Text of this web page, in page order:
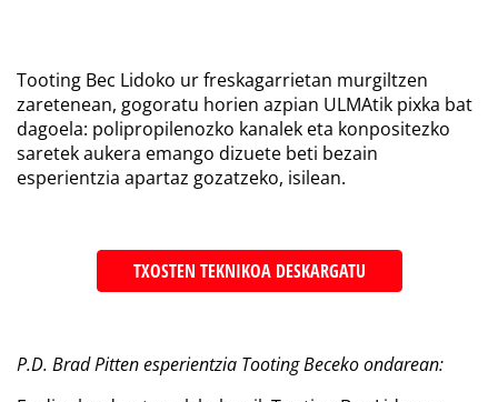
Tooting Bec Lidoko ur freskagarrietan murgiltzen
zaretenean, gogoratu horien azpian ULMAtik pixka bat
dagoela: polipropilenozko kanalek eta konpositezko
saretek aukera emango dizuete beti bezain
esperientzia apartaz gozatzeko, isilean.
TXOSTEN TEKNIKOA DESKARGATU
P.D. Brad Pitten esperientzia Tooting Beceko ondarean: